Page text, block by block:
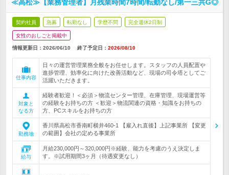
≪高松≫【業務管理者】月残業時間7時間/転勤なし/第一三共G◎
契約社員 急募 転勤なし 学歴不問 完全週休2日制
女性のおしごと掲載中
情報更新日：2026/06/10 終了予定日： 2026/08/10
仕事内容
日々の運営管理業務全般をお任せします。スタッフの人員配置や
進捗管理、効率化に向けた改善活動など、現場の司令塔としてご
活躍いただきます。
対象と
なる方
経験者歓迎！＜必須＞物流センター管理、在庫管理、現場運営等
の経験をお持ちの方 ＜歓迎＞物流関連の資格・知識をお持ちの
方、PCスキルをお持ちの方
勤務地
香川県高松市香南町横井460-1 【雇入れ直後】上記事業所 【変更
の範囲】会社の定める事業所
給与
月給230,000円～320,000円※経験、能力を考慮のうえ決定しま
す。※試用期間3ヶ月（待遇変更なし）